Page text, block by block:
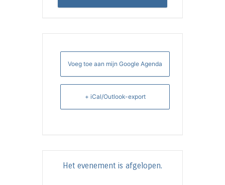
Voeg toe aan mijn Google Agenda
+ iCal/Outlook-export
Het evenement is afgelopen.